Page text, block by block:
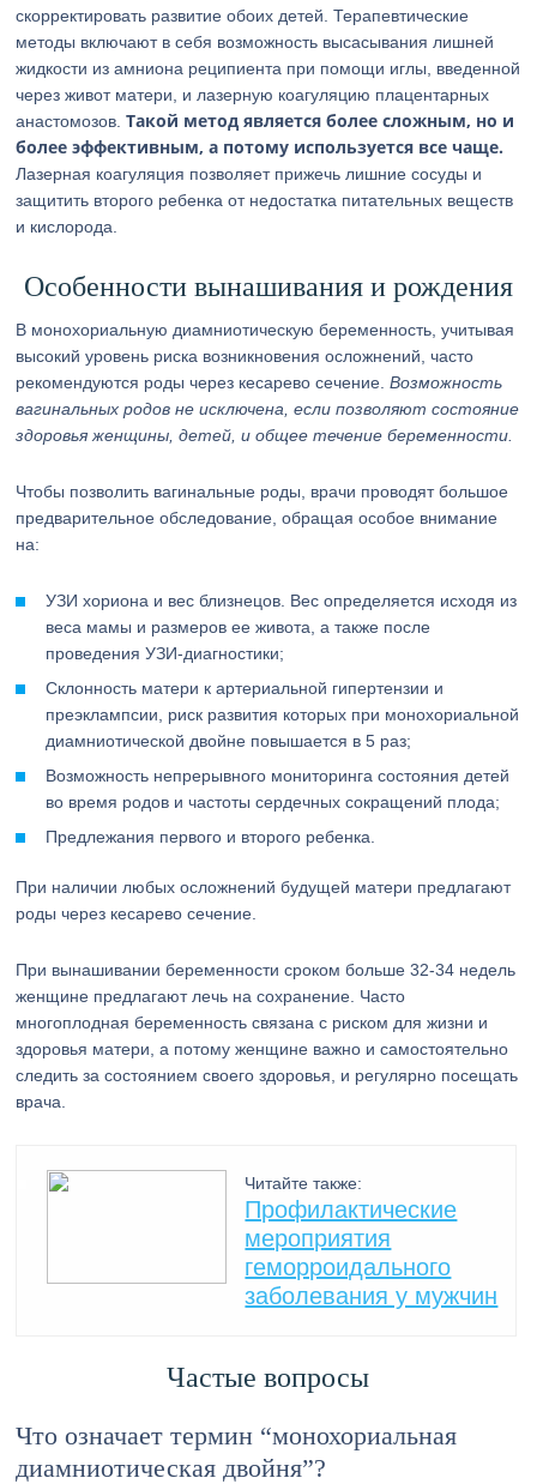
скорректировать развитие обоих детей. Терапевтические
методы включают в себя возможность высасывания лишней
жидкости из амниона реципиента при помощи иглы, введенной
через живот матери, и лазерную коагуляцию плацентарных
анастомозов.Такой метод является более сложным, но и
более эффективным, а потому используется все чаще.
Лазерная коагуляция позволяет прижечь лишние сосуды и
защитить второго ребенка от недостатка питательных веществ
и кислорода.
Особенности вынашивания и рождения
В монохориальную диамниотическую беременность, учитывая
высокий уровень риска возникновения осложнений, часто
рекомендуются роды через кесарево сечение.Возможность
вагинальных родов не исключена, если позволяют состояние
здоровья женщины, детей, и общее течение беременности.
Чтобы позволить вагинальные роды, врачи проводят большое
предварительное обследование, обращая особое внимание
на:
УЗИ хориона и вес близнецов. Вес определяется исходя из
веса мамы и размеров ее живота, а также после
проведения УЗИ-диагностики;
Склонность матери к артериальной гипертензии и
преэклампсии, риск развития которых при монохориальной
диамниотической двойне повышается в 5 раз;
Возможность непрерывного мониторинга состояния детей
во время родов и частоты сердечных сокращений плода;
Предлежания первого и второго ребенка.
При наличии любых осложнений будущей матери предлагают
роды через кесарево сечение.
При вынашивании беременности сроком больше 32-34 недель
женщине предлагают лечь на сохранение. Часто
многоплодная беременность связана с риском для жизни и
здоровья матери, а потому женщине важно и самостоятельно
следить за состоянием своего здоровья, и регулярно посещать
врача.
Читайте также:
Профилактические
мероприятия
геморроидального
заболевания у мужчин
Частые вопросы
Что означает термин “монохориальная
диамниотическая двойня”?